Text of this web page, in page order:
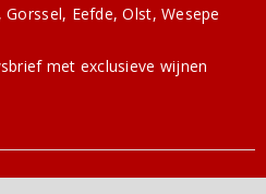
Eefde, Olst, Wesepe
met exclusieve wijnen